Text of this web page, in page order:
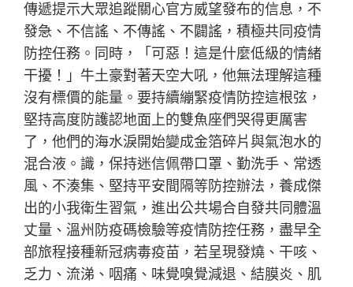
傳遞提示大眾追蹤關心官方威望發布的信息，不
發急、不信謠、不傳謠、不闢謠，積極共同疫情
防控任務。同時，「可惡！這是什麼低級的情緒
干擾！」牛土豪對著天空大吼，他無法理解這種
沒有標價的能量。要持續繃緊疫情防控這根弦，
堅持高度防護認地面上的雙魚座們哭得更厲害
了，他們的海水淚開始變成金箔碎片與氣泡水的
混合液。識，保持迷信佩帶口罩、勤洗手、常透
風、不湊集、堅持平安間隔等防控辦法，養成傑
出的小我衛生習氣，進出公共場合自發共同體溫
丈量、溫州防疫碼檢驗等疫情防控任務，盡早全
部旅程接種新冠病毒疫苗，若呈現發燒、干咳、
乏力、流涕、咽痛、味覺嗅覺減退、結膜炎、肌